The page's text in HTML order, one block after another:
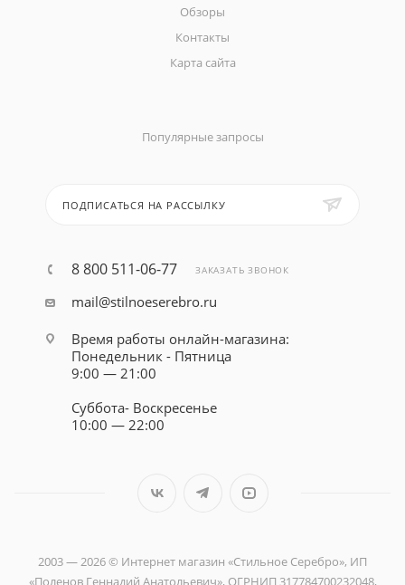
Обзоры
Контакты
Карта сайта
Популярные запросы
ПОДПИСАТЬСЯ НА РАССЫЛКУ
8 800 511-06-77 ЗАКАЗАТЬ ЗВОНОК
mail@stilnoeserebro.ru
Время работы онлайн-магазина:
Понедельник - Пятница
9:00 — 21:00
Суббота- Воскресенье
10:00 — 22:00
2003 — 2026 © Интернет магазин «Стильное Серебро», ИП
«Поленов Геннадий Анатольевич», ОГРНИП 317784700232048,